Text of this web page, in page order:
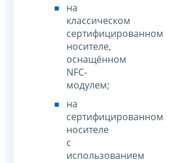
на
классическом
сертифицированном
носителе,
оснащённом
NFC-
модулем;
на
сертифицированном
носителе
с
использованием